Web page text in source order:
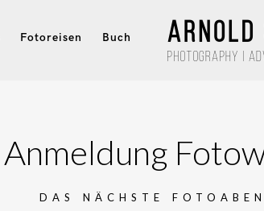
Fotoreisen Buch
Anmeldung
DAS NÄCHSTE